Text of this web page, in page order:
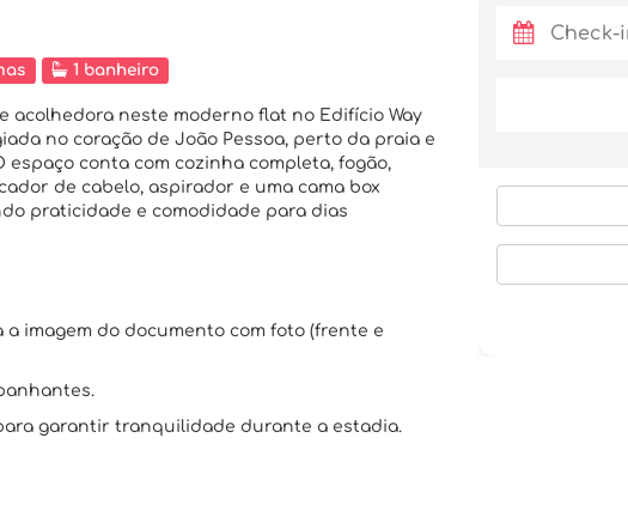
1 banheiro
acolhedora neste moderno flat no Edifício Way
no coração de João Pessoa, perto da praia e
conta com cozinha completa, fogão,
de cabelo, aspirador e uma cama box
praticidade e comodidade para dias
imagem do documento com foto (frente e
garantir tranquilidade durante a estadia.